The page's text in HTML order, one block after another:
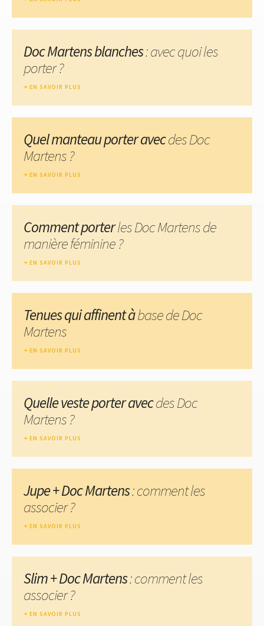
Doc Martens blanches: avec quoi les
porter ?
EN SAVOIR PLUS
Quel manteau porter avecdes Doc
Martens ?
EN SAVOIR PLUS
Comment porterles Doc Martens de
manière féminine ?
EN SAVOIR PLUS
Tenues qui affinent àbase de Doc
Martens
EN SAVOIR PLUS
Quelle veste porter avecdes Doc
Martens ?
EN SAVOIR PLUS
Jupe + Doc Martens: comment les
associer ?
EN SAVOIR PLUS
Slim + Doc Martens: comment les
associer ?
EN SAVOIR PLUS